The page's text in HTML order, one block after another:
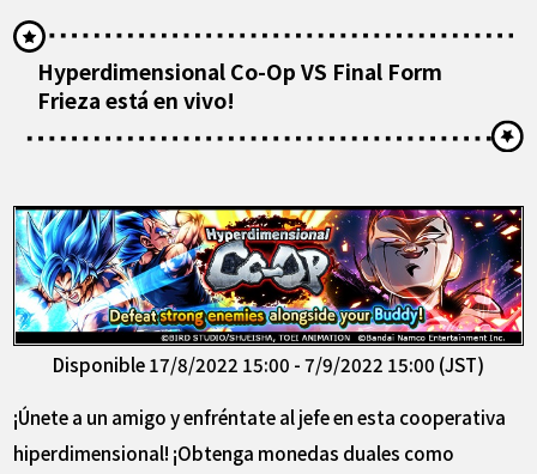
Hyperdimensional Co-Op VS Final Form
Frieza está en vivo!
Disponible 17/8/2022 15:00 - 7/9/2022 15:00 (JST)
¡Únete a un amigo y enfréntate al jefe en esta cooperativa
hiperdimensional! ¡Obtenga monedas duales como